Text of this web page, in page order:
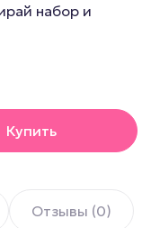
набор и
Купить
Отзывы (0)